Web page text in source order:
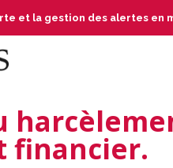
et la gestion des alertes en
financier.